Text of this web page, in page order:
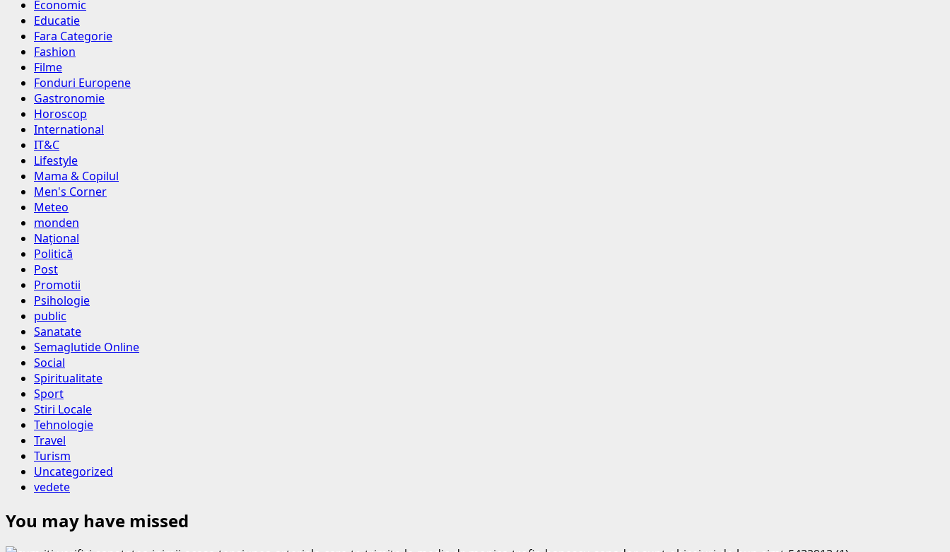
Economic
Educatie
Fara Categorie
Fashion
Filme
Fonduri Europene
Gastronomie
Horoscop
International
IT&C
Lifestyle
Mama & Copilul
Men's Corner
Meteo
monden
Național
Politică
Post
Promotii
Psihologie
public
Sanatate
Semaglutide Online
Social
Spiritualitate
Sport
Stiri Locale
Tehnologie
Travel
Turism
Uncategorized
vedete
You may have missed